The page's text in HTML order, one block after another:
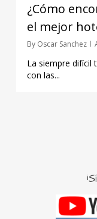
¿Cómo
el mejor
By Oscar Sanchez
La siempre difícil
con las...